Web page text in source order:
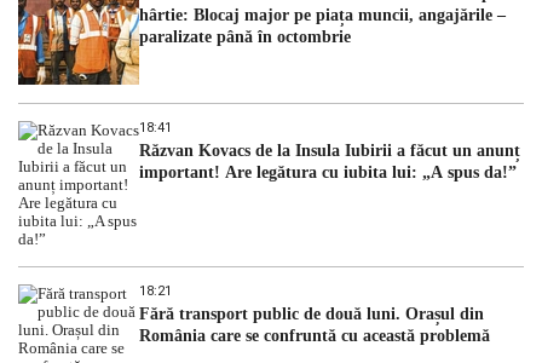
hârtie: Blocaj major pe piața muncii, angajările –
paralizate până în octombrie
18:41
Răzvan Kovacs de la Insula Iubirii a făcut un anunț
important! Are legătura cu iubita lui: „A spus da!”
18:21
Fără transport public de două luni. Orașul din
România care se confruntă cu această problemă